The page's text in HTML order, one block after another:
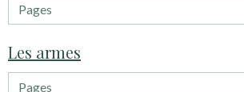
Les armes